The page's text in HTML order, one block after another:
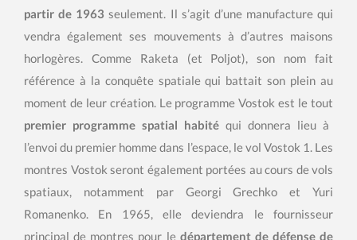
partir de 1963 seulement. Il s’agit d’une manufacture qui
vendra également ses mouvements à d’autres maisons
horlogères. Comme Raketa (et Poljot), son nom fait
référence à la conquête spatiale qui battait son plein au
moment de leur création. Le programme Vostok est le tout
premier programme spatial habité qui donnera lieu à
l’envoi du premier homme dans l’espace, le vol Vostok 1. Les
montres Vostok seront également portées au cours de vols
spatiaux, notamment par Georgi Grechko et Yuri
Romanenko. En 1965, elle deviendra le fournisseur
principal de montres pour le département de défense de